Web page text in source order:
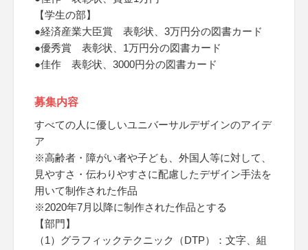
【学生の部】
●経済産業大臣賞 表彰状、3万円分の図書カード
●優秀賞 表彰状、1万円分の図書カード
●佳作 表彰状、3000円分の図書カード
募集内容
すべての人に優しいユニバーサルデザインのアイデ
ア
※高齢者・障がい者や子ども、外国人等に対して、
見やすさ・伝わりやすさに配慮したデザイン手法を
用いて制作された作品
※2020年7月以降に制作された作品とする
【部門】
（1）グラフィックテクニック（DTP）：文字、組